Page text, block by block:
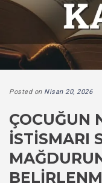
Posted on Nisan 20, 2026
ÇOCUĞUN
İSTISMARI